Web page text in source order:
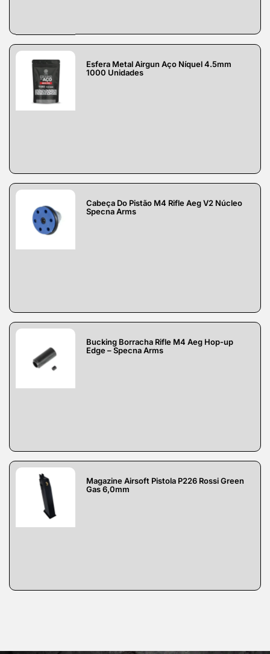
Esfera Metal Airgun Aço Níquel 4.5mm
1000 Unidades
Cabeça Do Pistão M4 Rifle Aeg V2 Núcleo
Specna Arms
Bucking Borracha Rifle M4 Aeg Hop-up
Edge – Specna Arms
Magazine Airsoft Pistola P226 Rossi Green
Gas 6,0mm